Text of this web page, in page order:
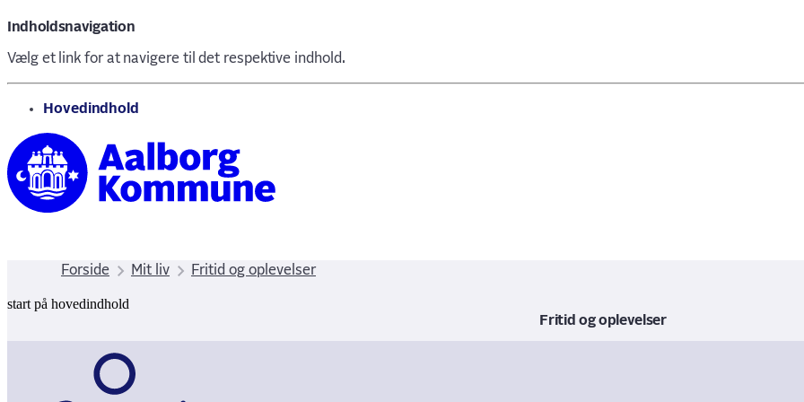
Indholdsnavigation
Vælg et link for at navigere til det respektive indhold.
gå til
Hovedindhold
Forside Mit liv Fritid og oplevelser
start på hovedindhold
Fritid og oplevelser
senest opdateret 13. marts 2026